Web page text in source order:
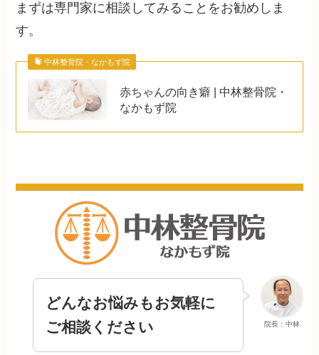
まずは専門家に相談してみることをお勧めしま
す。
中林整骨院・なかもず院
赤ちゃんの向き癖 | 中林整骨院・
なかもず院
院長：中林
どんなお悩みもお気軽に
ご相談ください